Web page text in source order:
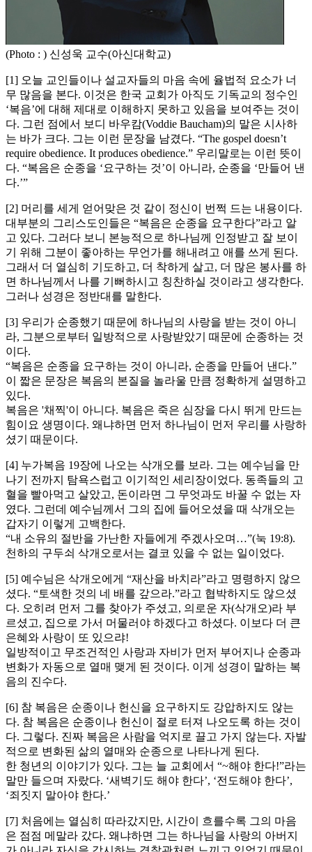
(Photo : ) 신성욱 교수(아신대학교)
[1] 오늘 교인들이나 설교자들의 마음 속에 율법적 요소가 너
무 많음을 본다. 이것은 한국 교회가 아직도 기독교의 정수인
‘복음’에 대해 제대로 이해하지 못하고 있음을 보여주는 것이
다. 그런 점에서 보디 바우캄(Voddie Baucham)의 말은 시사하
는 바가 크다. 그는 이런 문장을 남겼다. “The gospel doesn’t
require obedience. It produces obedience.” 우리말로는 이런 뜻이
다. “복음은 순종을 ‘요구하는 것’이 아니라, 순종을 ‘만들어 낸
다.’”
[2] 머리를 세게 얻어맞은 것 같이 정신이 번쩍 드는 내용이다.
대부분의 그리스도인들은 “복음은 순종을 요구한다”라고 알
고 있다. 그러다 보니 본능적으로 하나님께 인정받고 잘 보이
기 위해 그분이 좋아하는 무언가를 해내려고 애를 쓰게 된다.
그래서 더 열심히 기도하고, 더 착하게 살고, 더 많은 봉사를 하
면 하나님께서 나를 기뻐하시고 칭찬하실 것이라고 생각한다.
그러나 성경은 정반대를 말한다.
[3] 우리가 순종했기 때문에 하나님의 사랑을 받는 것이 아니
라, 그분으로부터 일방적으로 사랑받았기 때문에 순종하는 것
이다.
“복음은 순종을 요구하는 것이 아니라, 순종을 만들어 낸다.”
이 짧은 문장은 복음의 본질을 놀라울 만큼 정확하게 설명하고
있다.
복음은 '채찍'이 아니다. 복음은 죽은 심장을 다시 뛰게 만드는
힘이요 생명이다. 왜냐하면 먼저 하나님이 먼저 우리를 사랑하
셨기 때문이다.
[4] 누가복음 19장에 나오는 삭개오를 보라. 그는 예수님을 만
나기 전까지 탐욕스럽고 이기적인 세리장이었다. 동족들의 고
혈을 빨아먹고 살았고, 돈이라면 그 무엇과도 바꿀 수 없는 자
였다. 그런데 예수님께서 그의 집에 들어오셨을 때 삭개오는
갑자기 이렇게 고백한다.
“내 소유의 절반을 가난한 자들에게 주겠사오며…”(눅 19:8).
천하의 구두쇠 삭개오로서는 결코 있을 수 없는 일이었다.
[5] 예수님은 삭개오에게 “재산을 바치라”라고 명령하지 않으
셨다. “토색한 것의 네 배를 갚으라.”라고 협박하지도 않으셨
다. 오히려 먼저 그를 찾아가 주셨고, 의로운 자(삭개오)라 부
르셨고, 집으로 가서 머물러야 하겠다고 하셨다. 이보다 더 큰
은혜와 사랑이 또 있으랴!
일방적이고 무조건적인 사랑과 자비가 먼저 부어지나 순종과
변화가 자동으로 열매 맺게 된 것이다. 이게 성경이 말하는 복
음의 진수다.
[6] 참 복음은 순종이나 헌신을 요구하지도 강압하지도 않는
다. 참 복음은 순종이나 헌신이 절로 터져 나오도록 하는 것이
다. 그렇다. 진짜 복음은 사람을 억지로 끌고 가지 않는다. 자발
적으로 변화된 삶의 열매와 순종으로 나타나게 된다.
한 청년의 이야기가 있다. 그는 늘 교회에서 “~해야 한다!”라는
말만 들으며 자랐다. ‘새벽기도 해야 한다’, ‘전도해야 한다’,
‘죄짓지 말아야 한다.’
[7] 처음에는 열심히 따라갔지만, 시간이 흐를수록 그의 마음
은 점점 메말라 갔다. 왜냐하면 그는 하나님을 사랑의 아버지